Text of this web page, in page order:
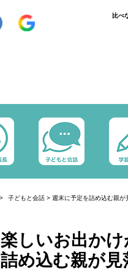
比べ
子どもと会話 > 週末に予定を詰め込む親が
楽しいお出か
詰め込む親が見